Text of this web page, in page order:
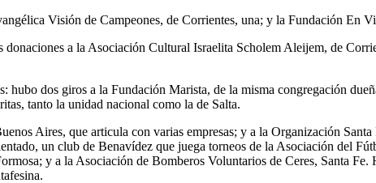
Visión de Campeones, de Corrientes, una; y la Fundación En
a la Asociación Cultural Israelita Scholem Aleijem, de
hubo dos giros a la Fundación Marista, de la misma congregación
tanto la unidad nacional como la de Salta.
Aires, que articula con varias empresas; y a la Organización
un club de Benavídez que juega torneos de la Asociación del
y a la Asociación de Bomberos Voluntarios de Ceres, Santa Fe.